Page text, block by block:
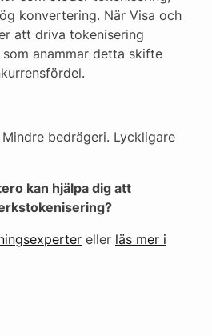
konvertering. När Visa och
att driva tokenisering
anammar detta skifte
bedrägeri. Lyckligare
kan hjälpa dig att
eller läs mer i